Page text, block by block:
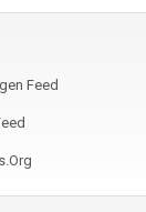
Feed